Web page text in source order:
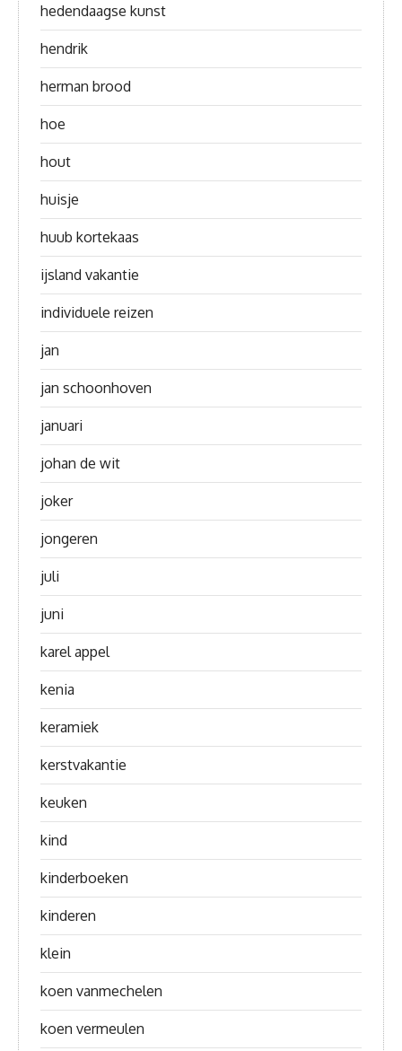
hedendaagse kunst
hendrik
herman brood
hoe
hout
huisje
huub kortekaas
ijsland vakantie
individuele reizen
jan
jan schoonhoven
januari
johan de wit
joker
jongeren
juli
juni
karel appel
kenia
keramiek
kerstvakantie
keuken
kind
kinderboeken
kinderen
klein
koen vanmechelen
koen vermeulen